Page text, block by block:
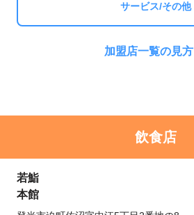
サービス/その他
加盟店一覧の見方
飲食店
若鮨
本館